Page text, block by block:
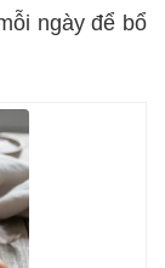
ngày để bổ